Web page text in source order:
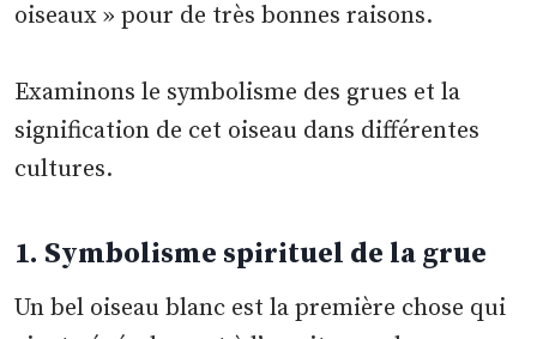
oiseaux » pour de très bonnes raisons.
Examinons le symbolisme des grues et la
signification de cet oiseau dans différentes
cultures.
1. Symbolisme spirituel de la grue
Un bel oiseau blanc est la première chose qui